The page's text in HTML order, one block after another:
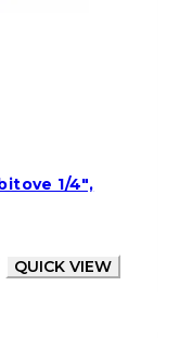
1/4″,
QUICK VIEW